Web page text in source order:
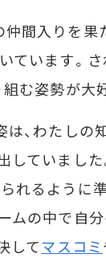
間入りを果
ています。
む姿勢が大
、わたしの
していまし
れるように
ムの中で自
してマスコミ